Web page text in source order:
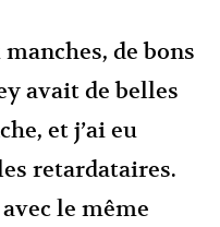
de bons
avait de belles
et j’ai eu
retardataires.
le même